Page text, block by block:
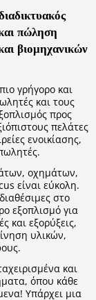
πώληση
βιομηχανικών
γρήγορο και
και τους
προς
πελάτες
ενοικίασης,
οχημάτων,
είναι εύκολη.
στο
εξοπλισμό για
και εξορύξεις,
υλικών,
και
όπου κάθε
Υπάρχει μια